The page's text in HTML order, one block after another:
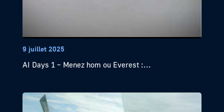
9 juillet 2025
AI Days 1 – Menez hom ou Everest :...